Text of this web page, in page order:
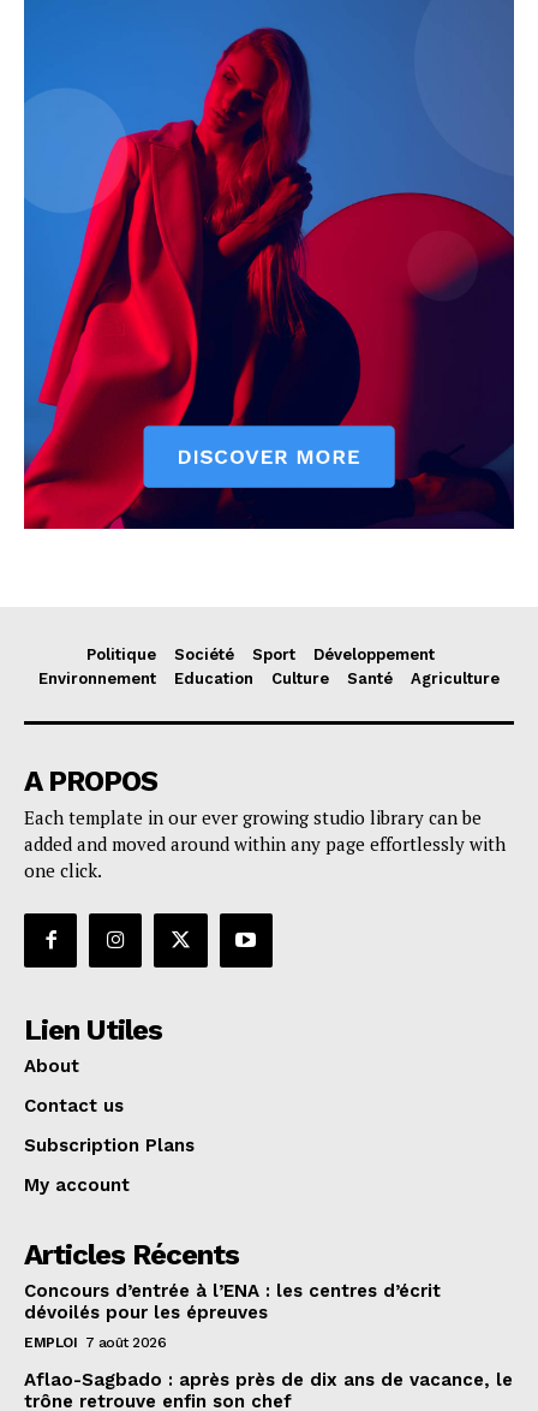
Politique Société Sport
Développement
Environnement
Education Culture Santé Agriculture
A PROPOS
Each template in our ever growing studio library can be
added and moved around within any page effortlessly with
one click.
Lien Utiles
About
Contact us
Subscription Plans
My account
Articles Récents
Concours d’entrée à l’ENA : les centres d’écrit
dévoilés pour les épreuves
EMPLOI 7 août 2026
Aflao-Sagbado : après près de dix ans de vacance, le
trône retrouve enfin son chef